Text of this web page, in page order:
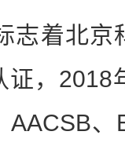
着北京科
证，2018
AACSB